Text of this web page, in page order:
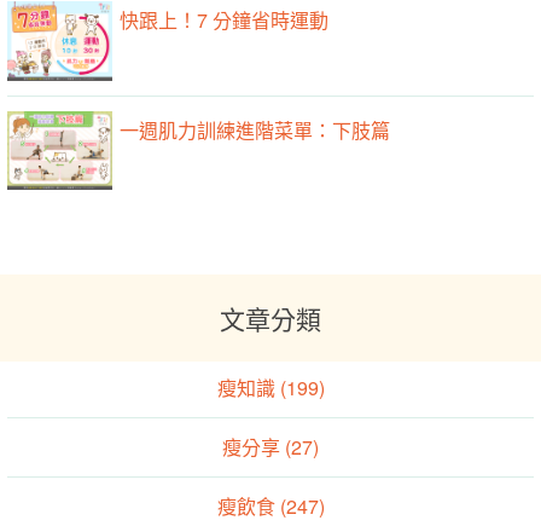
快跟上！7 分鐘省時運動
一週肌力訓練進階菜單：下肢篇
文章分類
瘦知識 (199)
瘦分享 (27)
瘦飲食 (247)